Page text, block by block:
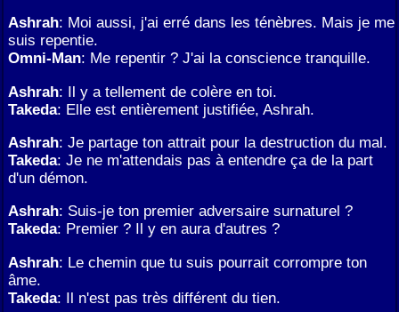
Ashrah: Moi aussi, j'ai erré dans les ténèbres. Mais je me
suis repentie.
Omni-Man: Me repentir ? J'ai la conscience tranquille.
Ashrah: Il y a tellement de colère en toi.
Takeda: Elle est entièrement justifiée, Ashrah.
Ashrah: Je partage ton attrait pour la destruction du mal.
Takeda: Je ne m'attendais pas à entendre ça de la part
d'un démon.
Ashrah: Suis-je ton premier adversaire surnaturel ?
Takeda: Premier ? Il y en aura d'autres ?
Ashrah: Le chemin que tu suis pourrait corrompre ton
âme.
Takeda: Il n'est pas très différent du tien.